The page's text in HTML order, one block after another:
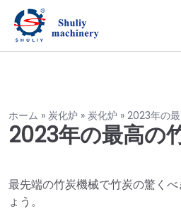
ホーム » 炭化炉 » 炭化炉 » 2023年の
2023年の最高の
最先端の竹炭機械で竹炭の驚く
ょう。